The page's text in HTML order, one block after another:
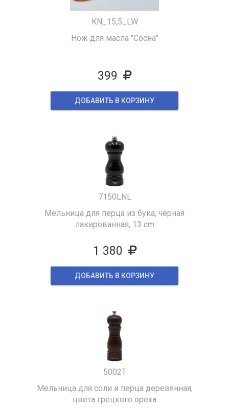
KN_15,5_LW
Нож для масла "Сосна"
399
ДОБАВИТЬ В КОРЗИНУ
7150LNL
Мельница для перца из бука, черная
лакированная, 13 cm
1 380
ДОБАВИТЬ В КОРЗИНУ
5002T
Мельница для соли и перца деревянная,
цвета грецкого ореха